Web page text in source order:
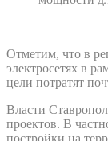
Отметим, что в
электросетях в
цели потратят
Власти
проектов. В
постройки на